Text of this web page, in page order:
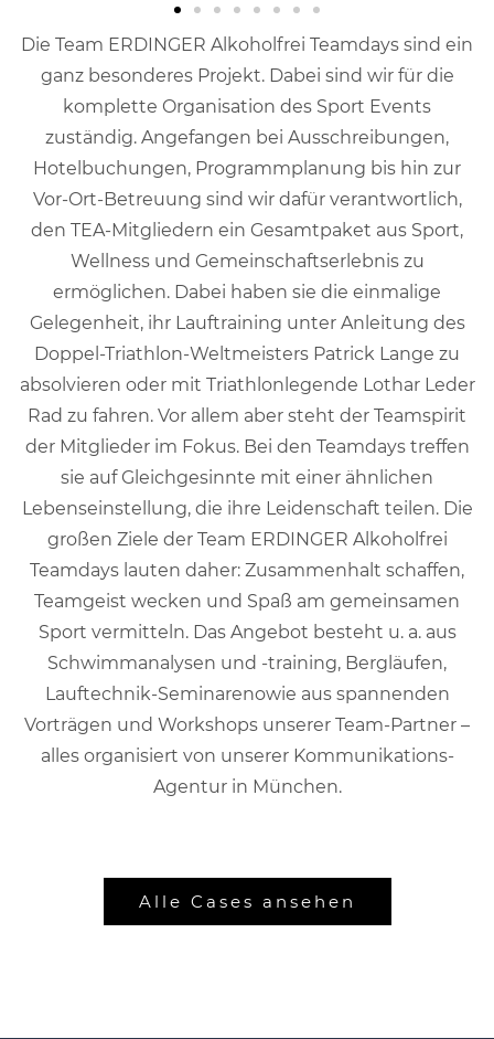
Die Team ERDINGER Alkoholfrei Teamdays sind ein
ganz besonderes Projekt. Dabei sind wir für die
komplette Organisation des Sport Events
zuständig. Angefangen bei Ausschreibungen,
Hotelbuchungen, Programmplanung bis hin zur
Vor-Ort-Betreuung sind wir dafür verantwortlich,
den TEA-Mitgliedern ein Gesamtpaket aus Sport,
Wellness und Gemeinschaftserlebnis zu
ermöglichen. Dabei haben sie die einmalige
Gelegenheit, ihr Lauftraining unter Anleitung des
Doppel-Triathlon-Weltmeisters Patrick Lange zu
absolvieren oder mit Triathlonlegende Lothar Leder
Rad zu fahren. Vor allem aber steht der Teamspirit
der Mitglieder im Fokus. Bei den Teamdays treffen
sie auf Gleichgesinnte mit einer ähnlichen
Lebenseinstellung, die ihre Leidenschaft teilen. Die
großen Ziele der Team ERDINGER Alkoholfrei
Teamdays lauten daher: Zusammenhalt schaffen,
Teamgeist wecken und Spaß am gemeinsamen
Sport vermitteln. Das Angebot besteht u. a. aus
Schwimmanalysen und -training, Bergläufen,
Lauftechnik-Seminarenowie aus spannenden
Vorträgen und Workshops unserer Team-Partner –
alles organisiert von unserer Kommunikations-
Agentur in München.
Alle Cases ansehen